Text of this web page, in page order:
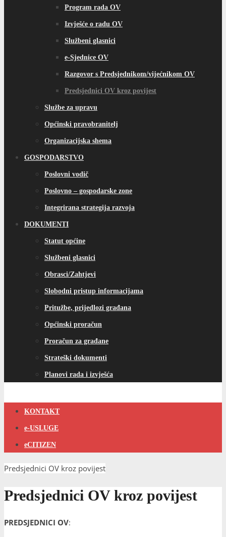
Program rada OV
Izvješće o radu OV
Službeni glasnici
e-Sjednice OV
Razgovor s Predsjednikom/vijećnikom OV
Predsjednici OV kroz povijest
Službe za upravu
Općinski pravobranitelj
Organizacijska shema
GOSPODARSTVO
Poslovni vodič
Poslovno – gospodarske zone
Integrirana strategija razvoja
DOKUMENTI
Statut općine
Službeni glasnici
Obrasci/Zahtjevi
Slobodni pristup informacijama
Pritužbe, prijedlozi građana
Općinski proračun
Proračun za građane
Strateški dokumenti
Planovi rada i izvješća
KONTAKT
e-USLUGE
eCITIZEN
Predsjednici OV kroz povijest
Predsjednici OV kroz povijest
PREDSJEDNICI OV: